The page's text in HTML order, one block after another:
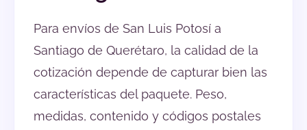
Para envíos de San Luis Potosí a
Santiago de Querétaro, la calidad de la
cotización depende de capturar bien las
características del paquete. Peso,
medidas, contenido y códigos postales